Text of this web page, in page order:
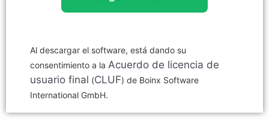
Al descargar el software, está dando su
consentimiento a la Acuerdo de licencia de
usuario final (CLUF) de Boinx Software
International GmbH.